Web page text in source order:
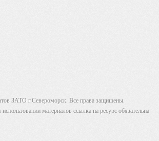
ЗАТО г.Североморск. Все права защищены.
материалов ссылка на ресурс обязательна